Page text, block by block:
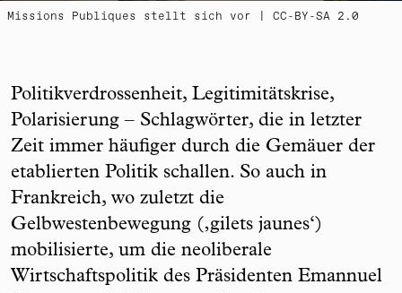
Missions Publiques stellt sich vor | CC-BY-SA 2.0
Politikverdrossenheit, Legitimitätskrise,
Polarisierung – Schlagwörter, die in letzter
Zeit immer häufiger durch die Gemäuer der
etablierten Politik schallen. So auch in
Frankreich, wo zuletzt die
Gelbwestenbewegung (‚gilets jaunes‘)
mobilisierte, um die neoliberale
Wirtschaftspolitik des Präsidenten Emannuel